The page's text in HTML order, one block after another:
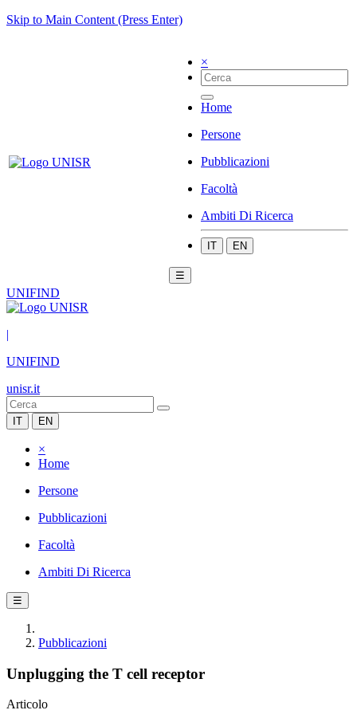
Skip to Main Content (Press Enter)
×
Home
Persone
Pubblicazioni
Facoltà
Ambiti Di Ricerca
IT EN
☰
UNIFIND
|
UNIFIND
unisr.it
IT EN
×
Home
Persone
Pubblicazioni
Facoltà
Ambiti Di Ricerca
☰
Pubblicazioni
Unplugging the T cell receptor
Articolo